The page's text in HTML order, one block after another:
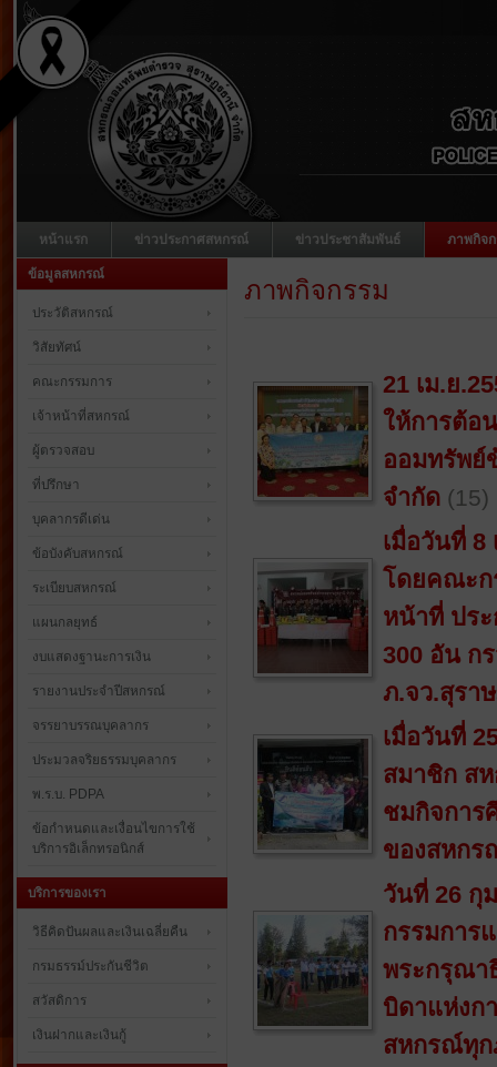
หน้าแรก ข่าวประกาศสหกรณ์ ข่าวประชาสัมพันธ์ ภาพกิจก
ภาพกิจกรรม
21 เม.ย
ให้การต้อ
ออมทรัพย์
จำกัด (15)
เมื่อวันที่
โดยคณะก
หน้าที่ ปร
300 อัน ก
ภ.จว.สุรา
เมื่อวันที่
สมาชิก ส
ชมกิจการ
ของสหกร
วันที่ 26 กุ
กรรมการ
พระกรุณา
บิดาแห่งก
สหกรณ์ทุก
ข้อมูลสหกรณ์
ประวัติสหกรณ์
วิสัยทัศน์
คณะกรรมการ
เจ้าหน้าที่สหกรณ์
ผู้ตรวจสอบ
ที่ปรึกษา
บุคลากรดีเด่น
ข้อบังคับสหกรณ์
ระเบียบสหกรณ์
แผนกลยุทธ์
งบแสดงฐานะการเงิน
รายงานประจำปีสหกรณ์
จรรยาบรรณบุคลากร
ประมวลจริยธรรมบุคลากร
พ.ร.บ. PDPA
ข้อกำหนดและเงื่อนไขการใช้
บริการอิเล็กทรอนิกส์
บริการของเรา
วิธีคิดปันผลและเงินเฉลี่ยคืน
กรมธรรม์ประกันชีวิต
สวัสดิการ
เงินฝากและเงินกู้